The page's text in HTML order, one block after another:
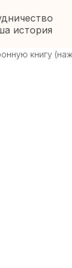
история
книгу